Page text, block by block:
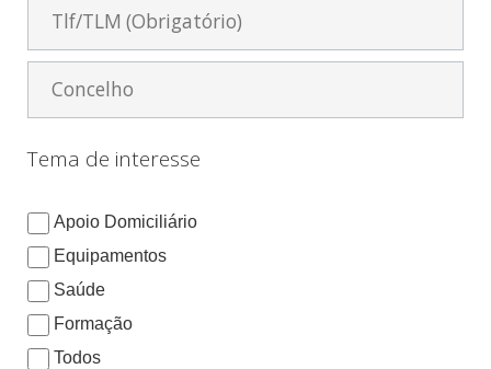
Tema de interesse
Apoio Domiciliário
Equipamentos
Saúde
Formação
Todos